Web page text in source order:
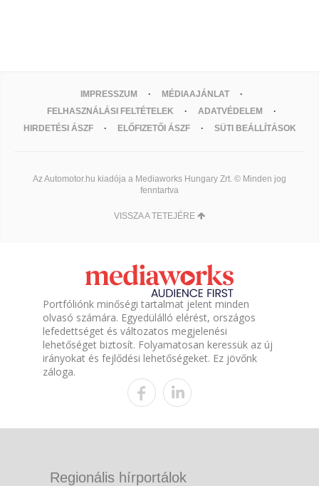
IMPRESSZUM
MÉDIAAJÁNLAT
FELHASZNÁLÁSI FELTÉTELEK
ADATVÉDELEM
HIRDETÉSI ÁSZF
ELŐFIZETŐI ÁSZF SÜTI BEÁLLÍTÁSOK
Az Automotor.hu kiadója a Mediaworks Hungary Zrt. © Minden jog
fenntartva
VISSZA A TETEJÉRE
Portfóliónk minőségi tartalmat jelent minden
olvasó számára. Egyedülálló elérést, országos
lefedettséget és változatos megjelenési
lehetőséget biztosít. Folyamatosan keressük az új
irányokat és fejlődési lehetőségeket. Ez jövőnk
záloga.
Regionális hírportálok